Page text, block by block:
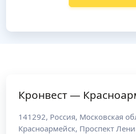
Кронвест —
141292, Россия, Московская
Красноармейск, Проспект